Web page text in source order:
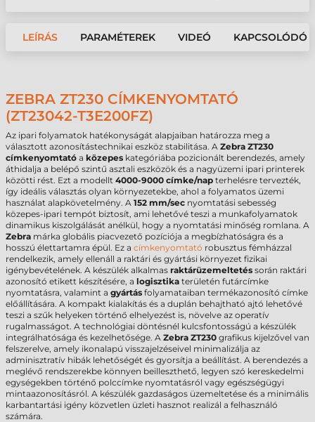
LEÍRÁS PARAMÉTEREK VIDEÓ KAPCSOLÓDÓ
ZEBRA ZT230 CÍMKENYOMTATÓ
(ZT23042-T3E200FZ)
Az ipari folyamatok hatékonyságát alapjaiban határozza meg a
választott azonosítástechnikai eszköz stabilitása. A Zebra ZT230
címkenyomtató a közepes kategóriába pozicionált berendezés, amely
áthidalja a belépő szintű asztali eszközök és a nagyüzemi ipari printerek
közötti rést. Ezt a modellt 4000-9000 címke/nap terhelésre tervezték,
így ideális választás olyan környezetekbe, ahol a folyamatos üzemi
használat alapkövetelmény. A 152 mm/sec nyomtatási sebesség
közepes-ipari tempót biztosít, ami lehetővé teszi a munkafolyamatok
dinamikus kiszolgálását anélkül, hogy a nyomtatási minőség romlana. A
Zebra márka globális piacvezető pozíciója a megbízhatóságra és a
hosszú élettartamra épül. Ez a címkenyomtató robusztus fémházzal
rendelkezik, amely ellenáll a raktári és gyártási környezet fizikai
igénybevételének. A készülék alkalmas raktárüzemeltetés során raktári
azonosító etikett készítésére, a logisztika területén futárcímke
nyomtatásra, valamint a gyártás folyamataiban termékazonosító címke
előállítására. A kompakt kialakítás és a duplán behajtható ajtó lehetővé
teszi a szűk helyeken történő elhelyezést is, növelve az operatív
rugalmasságot. A technológiai döntésnél kulcsfontosságú a készülék
integrálhatósága és kezelhetősége. A Zebra ZT230 grafikus kijelzővel van
felszerelve, amely ikonalapú visszajelzéseivel minimalizálja az
adminisztratív hibák lehetőségét és gyorsítja a beállítást. A berendezés a
meglévő rendszerekbe könnyen beilleszthető, legyen szó kereskedelmi
egységekben történő polccímke nyomtatásról vagy egészségügyi
mintaazonosításról. A készülék gazdaságos üzemeltetése és a minimális
karbantartási igény közvetlen üzleti hasznot realizál a felhasználó
számára.